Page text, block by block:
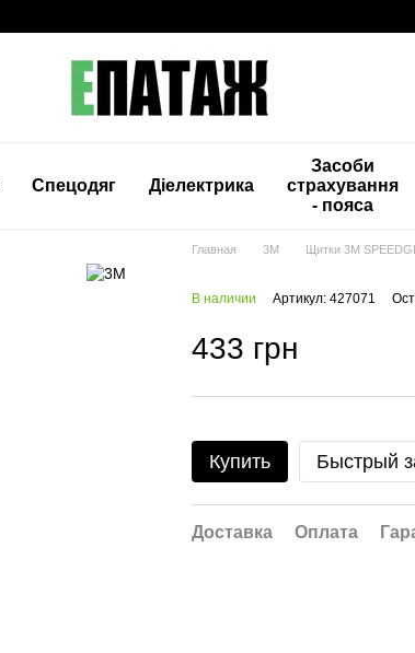
Спецодяг Діелектрика
Засоби
страхування
- пояса
Главная 3M Щитки 3М
В наличии Артикул: 427071
433 грн
Купить Быстрый
Доставка Оплата